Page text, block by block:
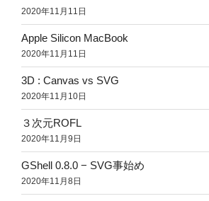
2020年11月11日
Apple Silicon MacBook
2020年11月11日
3D : Canvas vs SVG
2020年11月10日
３次元ROFL
2020年11月9日
GShell 0.8.0 − SVG事始め
2020年11月8日